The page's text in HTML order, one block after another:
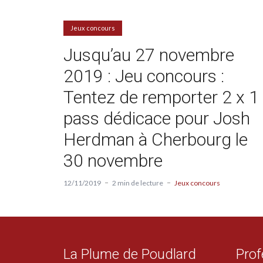
Jeux concours
Jusqu’au 27 novembre
2019 : Jeu concours :
Tentez de remporter 2 x 1
pass dédicace pour Josh
Herdman à Cherbourg le
30 novembre
12/11/2019 2 min de lecture Jeux concours
La Plume de Poudlard